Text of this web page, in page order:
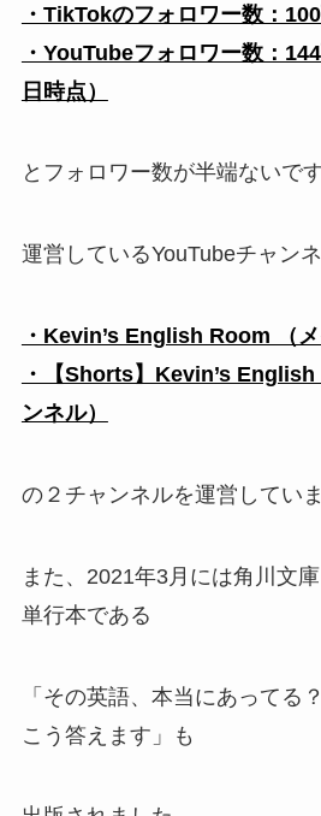
・TikTokのフォロワー数：
・YouTubeフォロワー数：
日時点）
とフォロワー数が半端ないです
運営しているYouTubeチャンネ
・Kevin’s English Room （メ
・【Shorts】Kevin’s
ンネル）
の２チャンネルを運営していま
また、2021年3月には角川文
単行本である
「その英語、本当にあってる
こう答えます」も